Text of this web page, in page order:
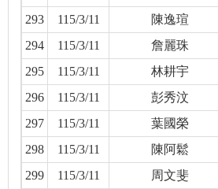
293
115/3/11 陳逸瑄
294
115/3/11 詹麗珠
295
115/3/11 林耕宇
296
115/3/11 彭秀汶
297
115/3/11 葉國榮
298
115/3/11 陳阿鬆
299
115/3/11 周文斐